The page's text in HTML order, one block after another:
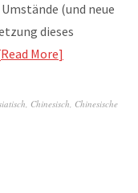
(und neue
dieses
Read More
, Chinesisch, Chinesische